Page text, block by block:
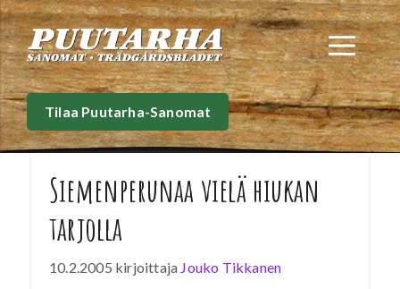
Siirry
sisältöön
Tilaa Puutarha-Sanomat
Siemenperunaa vielä hiukan
tarjolla
10.2.2005 kirjoittaja Jouko Tikkanen